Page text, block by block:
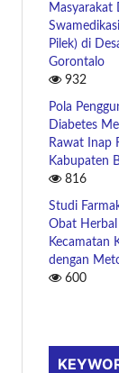
Masyarakat
Pilek) di
Gorontalo
932
Pola
Diabetes
Rawat Inap
Kabupaten
816
Studi
Obat Herbal
Kecamatan
dengan
600